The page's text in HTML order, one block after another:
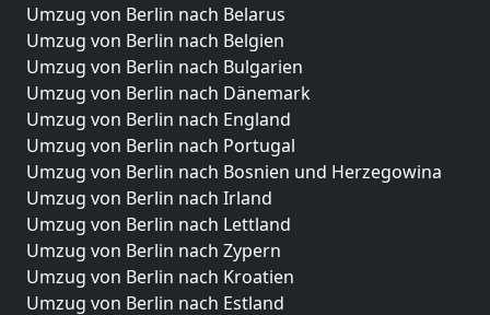
Umzug von Berlin nach Belarus
Umzug von Berlin nach Belgien
Umzug von Berlin nach Bulgarien
Umzug von Berlin nach Dänemark
Umzug von Berlin nach England
Umzug von Berlin nach Portugal
Umzug von Berlin nach Bosnien und Herzegowina
Umzug von Berlin nach Irland
Umzug von Berlin nach Lettland
Umzug von Berlin nach Zypern
Umzug von Berlin nach Kroatien
Umzug von Berlin nach Estland